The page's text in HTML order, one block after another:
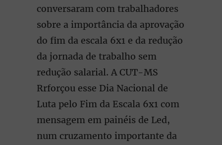
conversaram com trabalhadores
sobre a importância da aprovação
do fim da escala 6x1 e da redução
da jornada de trabalho sem
redução salarial. A CUT-MS
Rrforçou esse Dia Nacional de
Luta pelo Fim da Escala 6x1 com
mensagem em painéis de Led,
num cruzamento importante da